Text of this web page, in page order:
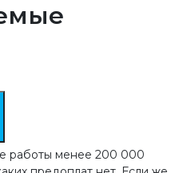
работы менее 200 000